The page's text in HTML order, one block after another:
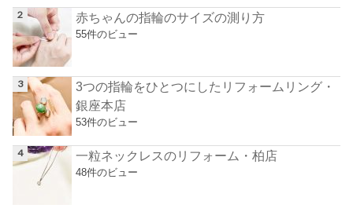
赤ちゃんの指輪のサイズの測り方
55件のビュー
3つの指輪をひとつにしたリフォームリング・
銀座本店
53件のビュー
一粒ネックレスのリフォーム・柏店
48件のビュー